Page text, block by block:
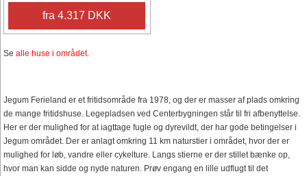
fra 4.317 DKK
Se alle huse i området.
Jegum Ferieland er et fritidsområde fra 1978, og der er masser af plads omkring
de mange fritidshuse. Legepladsen ved Centerbygningen står til fri afbenyttelse.
Her er der mulighed for at iagttage fugle og dyrevildt, der har gode betingelser i
Jegum området. Der er anlagt omkring 11 km naturstier i området, hvor der er
mulighed for løb, vandre eller cykelture. Langs stierne er der stillet bænke op,
hvor man kan sidde og nyde naturen. Prøv engang en lille udflugt til det